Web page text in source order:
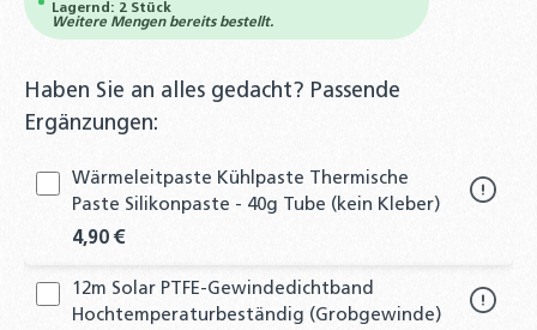
Lagernd: 2 Stück
Weitere Mengen bereits bestellt.
Haben Sie an alles gedacht? Passende
Ergänzungen:
Wärmeleitpaste Kühlpaste Thermische
Paste Silikonpaste - 40g Tube (kein Kleber)
4,90 €
12m Solar PTFE-Gewindedichtband
Hochtemperaturbeständig (Grobgewinde)